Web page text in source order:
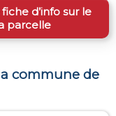
d’info sur le
parcelle
commune de